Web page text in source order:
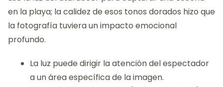
en la playa; la calidez de esos tonos dorados hizo que
la fotografía tuviera un impacto emocional
profundo.
La luz puede dirigir la atención del espectador
a un área específica de la imagen.